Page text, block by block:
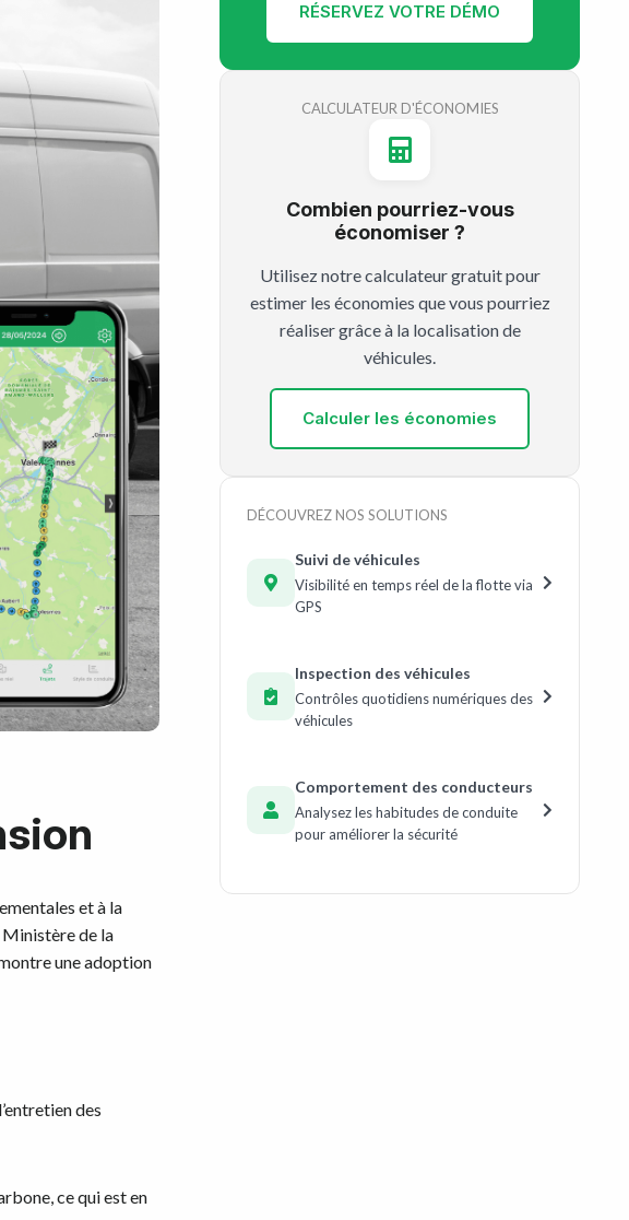
et à la
Ministère de la
une adoption
des
ce qui est en
RÉSERVEZ VOTRE DÉMO
CALCULATEUR D'ÉCONOMIES
Combien pourriez-vous
économiser ?
Utilisez notre calculateur gratuit pour
estimer les économies que vous pourriez
réaliser grâce à la localisation de
véhicules.
Calculer les économies
DÉCOUVREZ NOS SOLUTIONS
Suivi de véhicules
Visibilité en temps réel de la flotte via
GPS
Inspection des véhicules
Contrôles quotidiens numériques des
véhicules
Comportement des conducteurs
Analysez les habitudes de conduite
pour améliorer la sécurité